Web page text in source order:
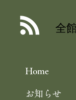
らえ 祇園
Home
お知らせ
全